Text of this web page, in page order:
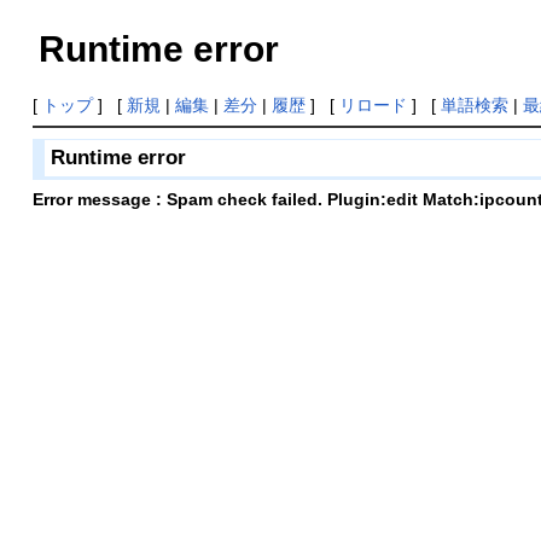
Runtime error
[ トップ] [ 新規 | 編集| 差分| 履歴] [ リロード ] [ 単語検索|
Runtime error
Error message : Spam check failed. Plugin:edit